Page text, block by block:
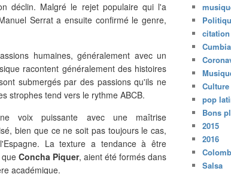
déclin. Malgré le rejet populaire qui l'a
Serrat a ensuite confirmé le genre,
humaines, généralement avec un
racontent généralement des histoires
submergés par des passions qu'ils ne
strophes tend vers le rythme ABCB.
voix puissante avec une maîtrise
bien que ce ne soit pas toujours le cas,
La texture a tendance à être
Concha Piquer, aient été formés dans
académique.
citation
Cumbia
pop
Bons
2015
2016
Salsa